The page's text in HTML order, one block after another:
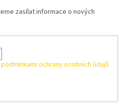
zasílat informace o nových
podmínkami ochrany osobních údajů